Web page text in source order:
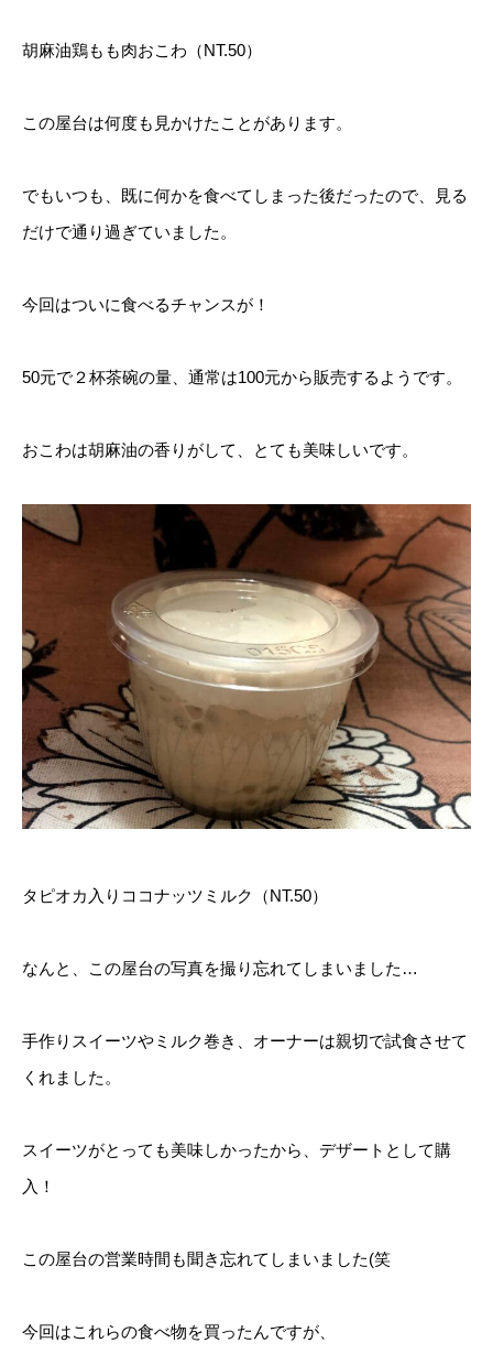
胡麻油鶏もも肉おこわ（NT.50）
この屋台は何度も見かけたことがあります。
でもいつも、既に何かを食べてしまった後だったので、見る
だけで通り過ぎていました。
今回はついに食べるチャンスが！
50元で２杯茶碗の量、通常は100元から販売するようです。
おこわは胡麻油の香りがして、とても美味しいです。
タピオカ入りココナッツミルク（NT.50）
なんと、この屋台の写真を撮り忘れてしまいました…
手作りスイーツやミルク巻き、オーナーは親切で試食させて
くれました。
スイーツがとっても美味しかったから、デザートとして購
入！
この屋台の営業時間も聞き忘れてしまいました(笑
今回はこれらの食べ物を買ったんですが、